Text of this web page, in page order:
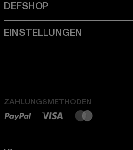
ZAHLUNGSMETHODEN